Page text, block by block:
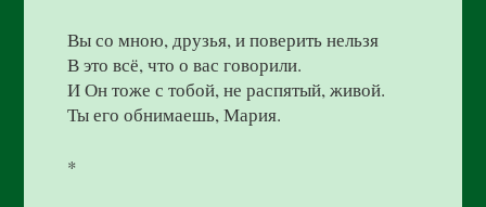
Вы со мною, друзья, и поверить нельзя
В это всё, что о вас говорили.
И Он тоже с тобой, не распятый, живой.
Ты его обнимаешь, Мария.
*